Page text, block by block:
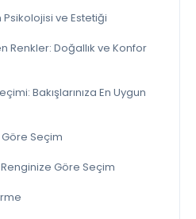
ve Estetiği
Renkler: Doğallık ve Konfor
Bakışlarınıza En Uygun
Seçim
Göre Seçim